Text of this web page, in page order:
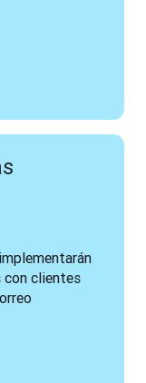
con clientes